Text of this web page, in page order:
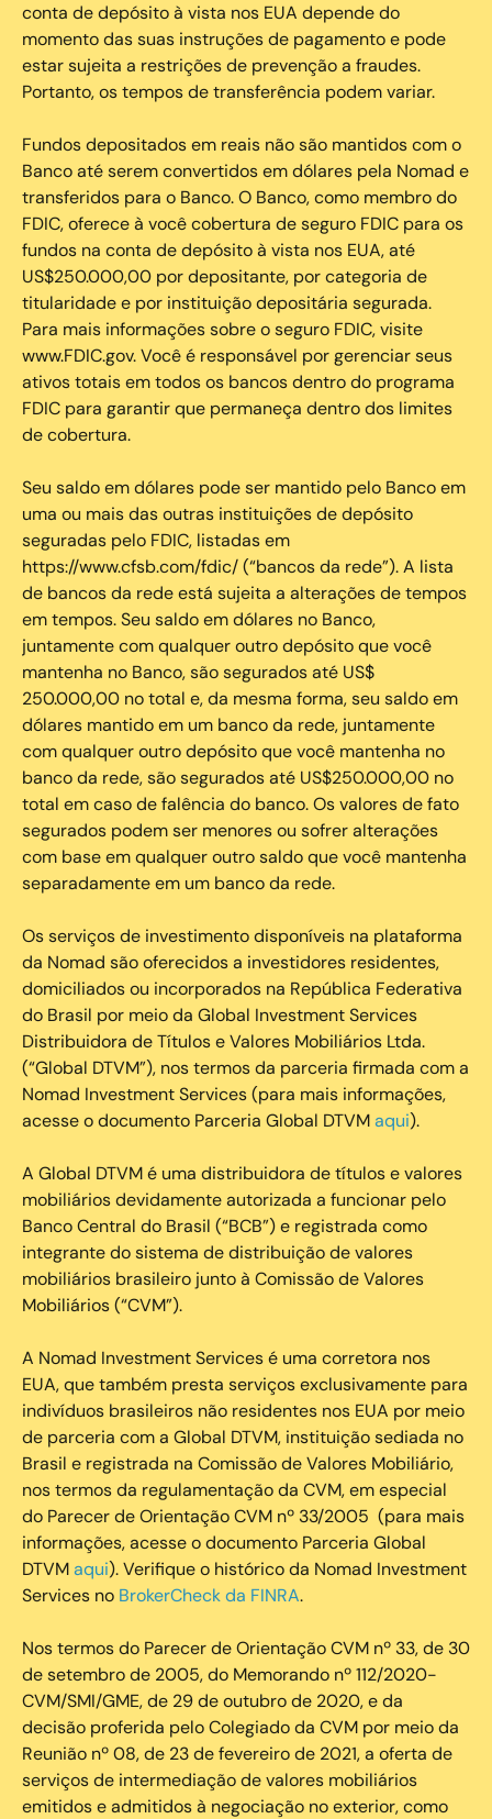
conta de depósito à vista nos EUA depende do
momento das suas instruções de pagamento e pode
estar sujeita a restrições de prevenção a fraudes.
Portanto, os tempos de transferência podem variar.
Fundos depositados em reais não são mantidos com o
Banco até serem convertidos em dólares pela Nomad e
transferidos para o Banco. O Banco, como membro do
FDIC, oferece à você cobertura de seguro FDIC para os
fundos na conta de depósito à vista nos EUA, até
US$250.000,00 por depositante, por categoria de
titularidade e por instituição depositária segurada.
Para mais informações sobre o seguro FDIC, visite
www.FDIC.gov. Você é responsável por gerenciar seus
ativos totais em todos os bancos dentro do programa
FDIC para garantir que permaneça dentro dos limites
de cobertura.
Seu saldo em dólares pode ser mantido pelo Banco em
uma ou mais das outras instituições de depósito
seguradas pelo FDIC, listadas em
https://www.cfsb.com/fdic/ (“bancos da rede”). A lista
de bancos da rede está sujeita a alterações de tempos
em tempos. Seu saldo em dólares no Banco,
juntamente com qualquer outro depósito que você
mantenha no Banco, são segurados até US$
250.000,00 no total e, da mesma forma, seu saldo em
dólares mantido em um banco da rede, juntamente
com qualquer outro depósito que você mantenha no
banco da rede, são segurados até US$250.000,00 no
total em caso de falência do banco. Os valores de fato
segurados podem ser menores ou sofrer alterações
com base em qualquer outro saldo que você mantenha
separadamente em um banco da rede.
Os serviços de investimento disponíveis na plataforma
da Nomad são oferecidos a investidores residentes,
domiciliados ou incorporados na República Federativa
do Brasil por meio da Global Investment Services
Distribuidora de Títulos e Valores Mobiliários Ltda.
(“Global DTVM”), nos termos da parceria firmada com a
Nomad Investment Services (para mais informações,
acesse o documento Parceria Global DTVMaqui).
A Global DTVM é uma distribuidora de títulos e valores
mobiliários devidamente autorizada a funcionar pelo
Banco Central do Brasil (“BCB”) e registrada como
integrante do sistema de distribuição de valores
mobiliários brasileiro junto à Comissão de Valores
Mobiliários (“CVM”).
‍A Nomad Investment Services é uma corretora nos
EUA, que também presta serviços exclusivamente para
indivíduos brasileiros não residentes nos EUA por meio
de parceria com a Global DTVM, instituição sediada no
Brasil e registrada na Comissão de Valores Mobiliário,
nos termos da regulamentação da CVM, em especial
do Parecer de Orientação CVM nº 33/2005 (para mais
informações, acesse o documento Parceria Global
DTVMaqui). Verifique o histórico da Nomad Investment
Services no BrokerCheck da FINRA.
Nos termos do Parecer de Orientação CVM nº 33, de 30
de setembro de 2005, do Memorando nº 112/2020-
CVM/SMI/GME, de 29 de outubro de 2020, e da
decisão proferida pelo Colegiado da CVM por meio da
Reunião nº 08, de 23 de fevereiro de 2021, a oferta de
serviços de intermediação de valores mobiliários
emitidos e admitidos à negociação no exterior, como